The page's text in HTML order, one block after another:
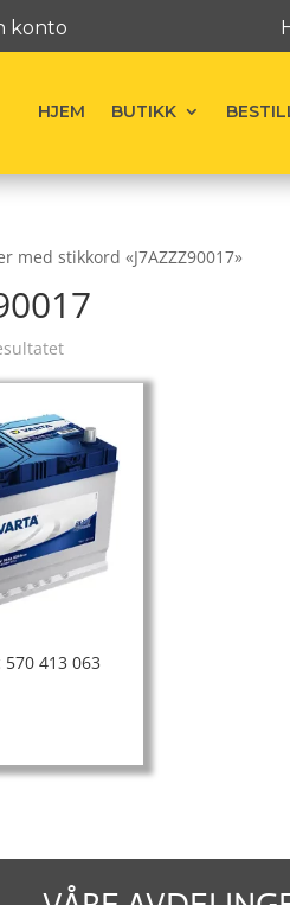
konto
HJEM BUTIKK
med stikkord «J7AZZZ90017»
413 063